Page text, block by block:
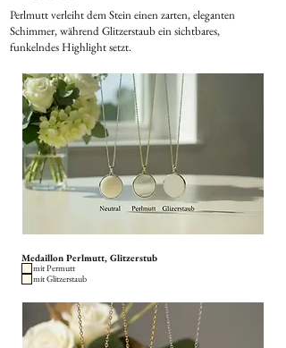
Perlmutt verleiht dem Stein einen zarten, eleganten
Schimmer, während Glitzerstaub ein sichtbares,
funkelndes Highlight setzt.
Medaillon Perlmutt, Glitzerstub
mit Permutt
mit Glitzerstaub